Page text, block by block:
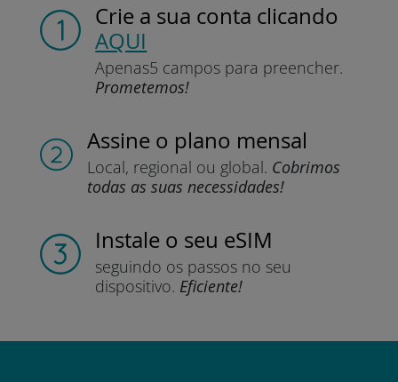
Crie a sua conta clicando
AQUI
Apenas5 campos para preencher.
Prometemos!
Assine o plano mensal
Local, regional ou global. Cobrimos
todas as suas necessidades!
Instale o seu eSIM
seguindo os passos no seu
dispositivo. Eficiente!